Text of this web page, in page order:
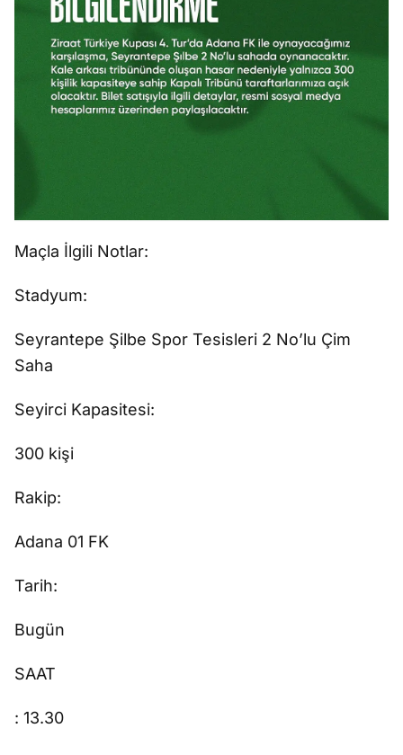
Maçla İlgili Notlar:
Stadyum:
Seyrantepe Şilbe Spor Tesisleri 2 No’lu Çim
Saha
Seyirci Kapasitesi:
300 kişi
Rakip:
Adana 01 FK
Tarih:
Bugün
SAAT
: 13.30